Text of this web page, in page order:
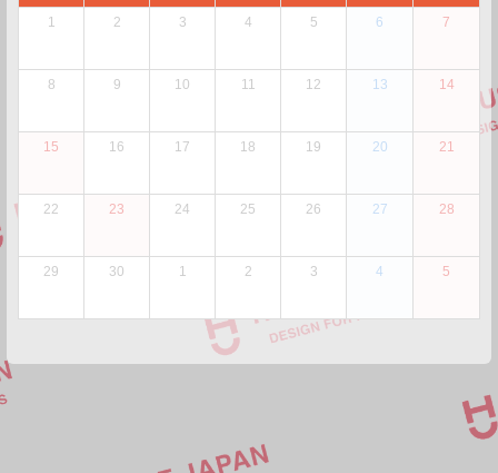
1
2 3 4 5 6 7
8 9 10 11 12 13 14
15 16 17 18 19 20 21
22 23 24 25 26 27 28
29 30 1 2 3 4 5